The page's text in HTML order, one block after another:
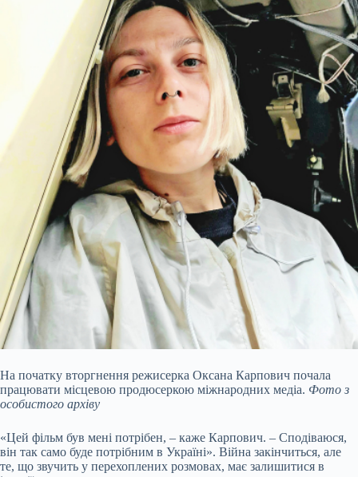
На початку вторгнення режисерка Оксана Карпович почала
працювати місцевою продюсеркою міжнародних медіа. Фото з
особистого архіву
«Цей фільм був мені потрібен, – каже Карпович. – Сподіваюся,
він так само буде потрібним в Україні». Війна закінчиться, але
те, що звучить у перехоплених розмовах, має залишитися в